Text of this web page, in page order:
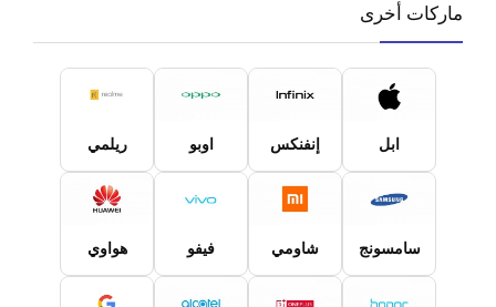
ماركات أخرى
ابل إنفنكس اوبو ريلمي
سامسونج شاومي فيفو هواوي